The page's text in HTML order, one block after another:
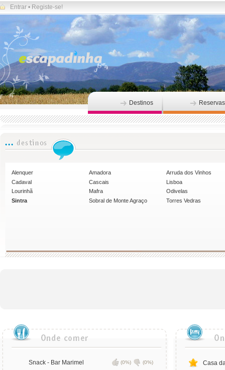
Entrar • Registe-se!
Destinos Reservas
Alenquer Amadora
Arruda dos Vinhos
Cadaval
Cascais
Lisboa
Lourinhã
Mafra
Odivelas
Sintra
Sobral de Monte Agraço Torres Vedras
Snack - Bar Marimel (0%) (0%) Casa